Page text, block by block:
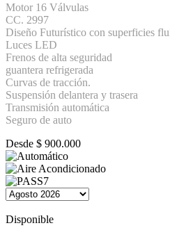
Motor 16 Válvulas
CC. 2997
Diseño Futurístico con superficies
Luces LED
Frenos de alta seguridad
guantera refrigerada
Curvas de tracción.
Suspensión delantera y trasera
Transmisión automática
Seguro de auto
Desde $ 900.000
Disponible